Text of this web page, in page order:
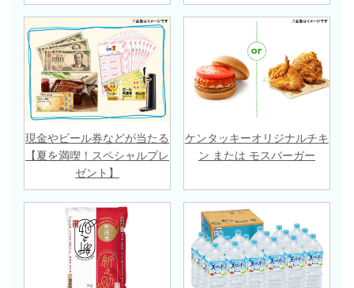
現金やビール券などが当たる
【夏を満喫！スペシャルプレ
ゼント】
ケンタッキーオリジナルチキ
ン または モスバーガー